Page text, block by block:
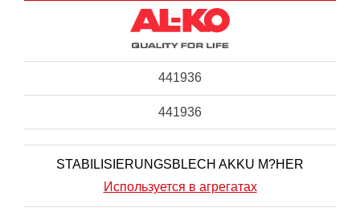
441936
441936
STABILISIERUNGSBLECH AKKU M?HER
Используется в агрегатах